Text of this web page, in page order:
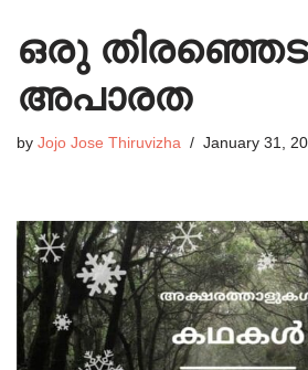
ഒരു
അപാരത
by Jojo Jose Thiruvizha January 31,